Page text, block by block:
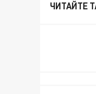
ЧИТАЙТЕ